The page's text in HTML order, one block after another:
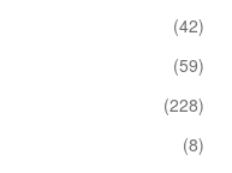
(42)
(59)
(228)
(8)